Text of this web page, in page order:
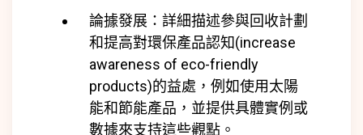
論據發展：詳細描述參與回收計劃
和提高對環保產品認知(increase
awareness of eco-friendly
products)的益處，例如使用太陽
能和節能產品，並提供具體實例或
數據來支持這些觀點。